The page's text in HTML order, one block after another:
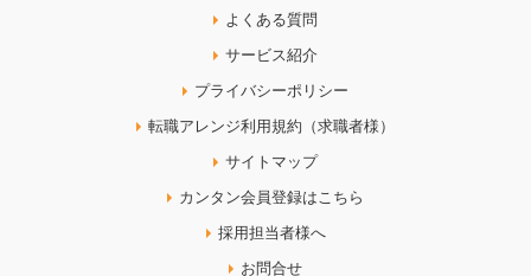
よくある質問
サービス紹介
プライバシーポリシー
転職アレンジ利用規約（求職者様）
サイトマップ
カンタン会員登録はこちら
採用担当者様へ
お問合せ